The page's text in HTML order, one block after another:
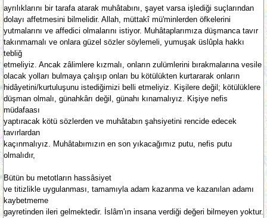
ayrılıklarını bir tarafa atarak muhâtabını, şayet varsa işlediği suçlarından
dolayı affetmesini bilmelidir. Allah, müttakî mü'minlerden öfkelerini
yutmalarını ve affedici olmalarını istiyor. Muhâtaplarımıza düşmanca tavır
takınmamalı ve onlara güzel sözler söylemeli, yumuşak üslûpla hakkı
tebliğ
etmeliyiz. Ancak zâlimlere kızmalı, onların zulümlerini bırakmalarına vesile
olacak yolları bulmaya çalışıp onları bu kötülükten kurtararak onların
hidâyetini/kurtuluşunu istediğimizi belli etmeliyiz. Kişilere değil; kötülüklere
düşman olmalı, günahkârı değil, günahı kınamalıyız. Kişiye nefis
müdafaası
yaptıracak kötü sözlerden ve muhâtabın şahsiyetini rencide edecek
tavırlardan
kaçınmalıyız. Muhâtabımızın en son yıkacağımız putu, nefis putu
olmalıdır,
Bütün bu metotların hassâsiyet
ve titizlikle uygulanması, tamamıyla adam kazanma ve kazanılan adamı
kaybetmeme
gayretinden ileri gelmektedir. İslâm'ın insana verdiği değeri bilmeyen yoktur.